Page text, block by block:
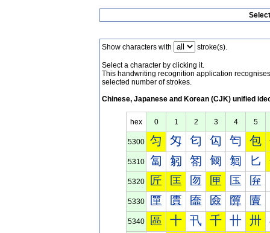
Show characters with stroke(s).
Select a character by clicking it.
This handwriting recognition application
selected number of strokes.
Chinese, Japanese and Korean (CJK) unified
hex 0 1 2 3 4 5
5300 匀 匁 匂 匃 匄 包
5310 匐 匑 匒 匓 匔 匕
5320 匠 匡 匢 匣 匤 匥
5330 匰 匱 匲 匳 匴 匵
5340 區 十 卂 千 卄 卅